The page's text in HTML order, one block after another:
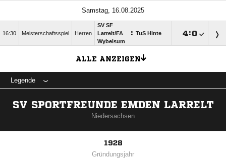
Samstag, 16.08.2025
16:30 Meisterschaftsspiel Herren
SV SF
Larrelt/​FA
Wybelsum
: TuS Hinte :
ALLE ANZEIGEN
Legende
SV SPORTFREUNDE EMDEN LARRELT
Niedersachsen
1928
Gründungsjahr